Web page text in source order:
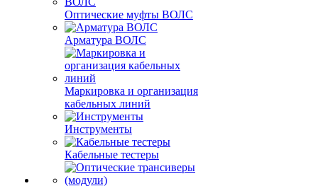
Оптические муфты ВОЛС
Арматура ВОЛС
Маркировка и организация
кабельных линий
Инструменты
Кабельные тестеры